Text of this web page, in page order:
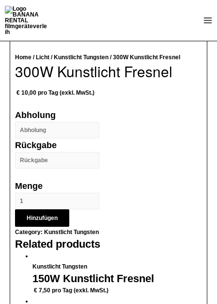
Zum
Inhalt
springen
Home / Licht / Kunstlicht Tungsten / 300W Kunstlicht Fresnel
300W Kunstlicht Fresnel
€ 10,00 pro Tag (exkl. MwSt.)
Abholung
Rückgabe
Menge
Hinzufügen
Category: Kunstlicht Tungsten
Related products
Kunstlicht Tungsten
150W Kunstlicht Fresnel
€ 7,50 pro Tag (exkl. MwSt.)